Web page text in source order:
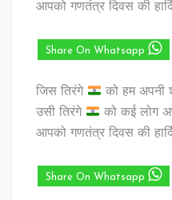
आपको गणतंत्र दिवस की
Share On Whatsapp
जिस तिरंगे
को हम अपनी
उसी तिरंगे
को कई लोग
आपको गणतंत्र दिवस की
Share On Whatsapp